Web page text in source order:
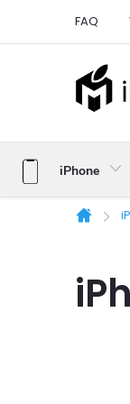
FAQ
iPhone
Domů